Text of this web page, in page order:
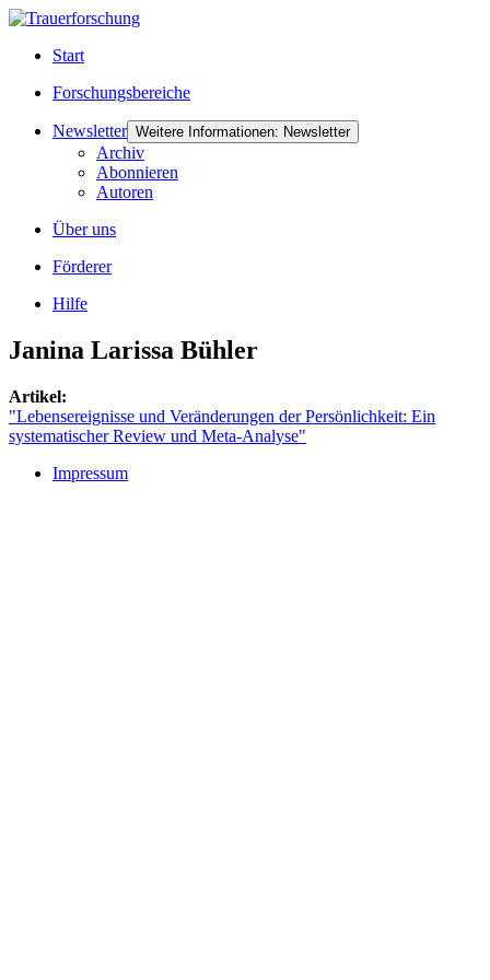
Start
Forschungsbereiche
Newsletter Weitere Informationen: Newsletter
Archiv
Abonnieren
Autoren
Über uns
Förderer
Hilfe
Janina Larissa Bühler
Artikel:
"Lebensereignisse und Veränderungen der Persönlichkeit: Ein
systematischer Review und Meta-Analyse"
Impressum